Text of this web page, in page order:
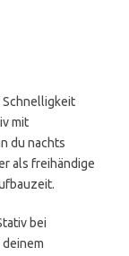
Schnelligkeit
mit
du nachts
als freihändige
bei